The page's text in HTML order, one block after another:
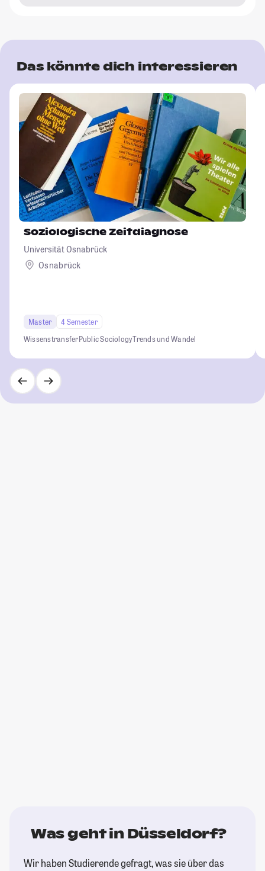
Das könnte dich interessieren
Soziologische Zeitdiagnose
Universität Osnabrück
Osnabrück
Master
4 Semester
WissenstransferPublic SociologyTrends und Wandel
Was geht in Düsseldorf?
Wir haben Studierende gefragt, was sie über das